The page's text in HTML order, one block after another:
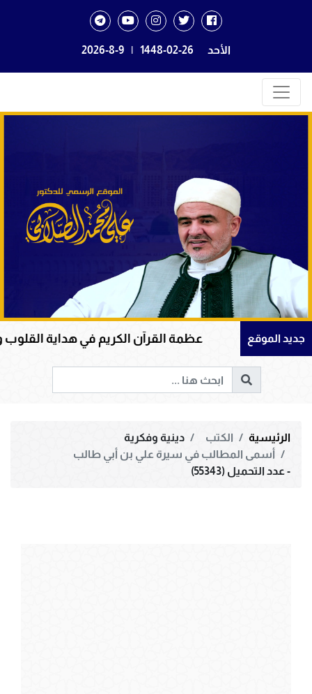
الأحد 1448-02-26
|
2026-8-9
جديد الموقععظمة القرآن الكريم في هداية القلوب وإصلاح
الرئيسية الكتب
دينية وفكرية
أسمى المطالب في سيرة علي بن أبي طالب
- عدد التحميل (55343)